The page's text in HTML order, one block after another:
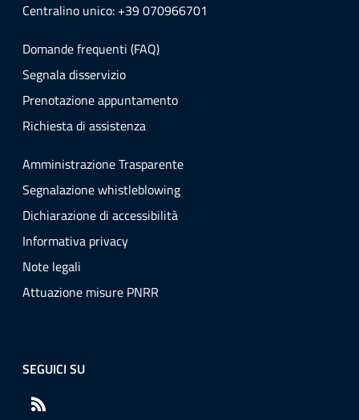
Centralino unico: +39 070966701
Domande frequenti (FAQ)
Segnala disservizio
Prenotazione appuntamento
Richiesta di assistenza
Amministrazione Trasparente
Segnalazione whistleblowing
Dichiarazione di accessibilità
Informativa privacy
Note legali
Attuazione misure PNRR
SEGUICI SU